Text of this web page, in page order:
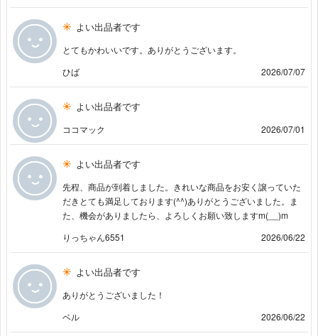
よい出品者です
とてもかわいいです。ありがとうございます。
ひば
2026/07/07
よい出品者です
ココマック 2026/07/01
よい出品者です
先程、商品が到着しました。きれいな商品をお安く譲っていた
だきとても満足しております(^^)ありがとうございました。ま
た、機会がありましたら、よろしくお願い致しますm(__)m
りっちゃん6551
2026/06/22
よい出品者です
ありがとうございました！
ベル
2026/06/22